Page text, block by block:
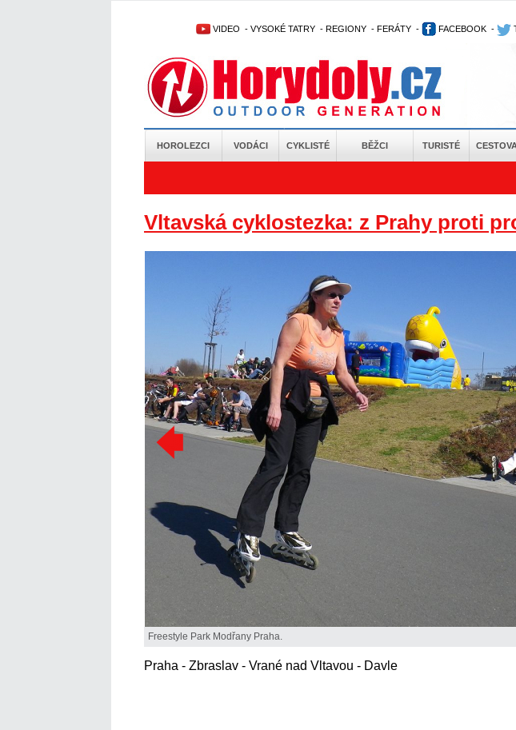
VIDEO - VYSOKÉ TATRY - REGIONY - FERÁTY - FACEBOOK -
HOROLEZCI VODÁCI CYKLISTÉ BĚŽCI TURISTÉ
Vltavská cyklostezka: z Prahy proti
Freestyle Park Modřany Praha.
Praha - Zbraslav - Vrané nad Vltavou - Davle